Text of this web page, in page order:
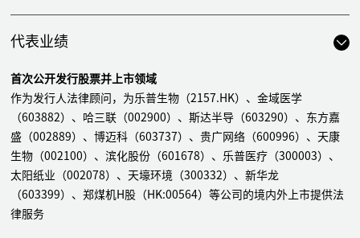
代表业绩
首次公开发行股票并上市领域
作为发行人法律顾问，为乐普生物（2157.HK）、金域医学
（603882）、哈三联（002900）、斯达半导（603290）、东方嘉
盛（002889）、博迈科（603737）、贵广网络（600996）、天康
生物（002100）、滨化股份（601678）、乐普医疗（300003）、
太阳纸业（002078）、天壕环境（300332）、新华龙
（603399）、郑煤机H股（HK:00564）等公司的境内外上市提供法
律服务